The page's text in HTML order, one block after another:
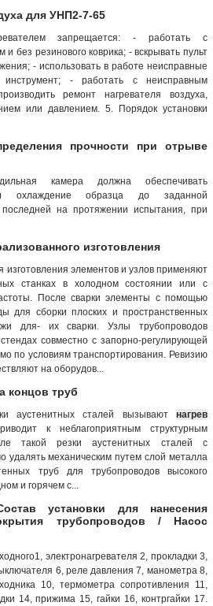
для УНП2-7-65
запрещается: - работать с
без резинового коврика; - вскрывать пульт
- использовать в работе неисправные
- работать с неисправным
ремонт нагревателя воздуха,
или давлением. 5. Порядок установки
прочности при отрыве
камера должна обеспечивать
охлаждение образца до заданной
на протяжении испытания, при
изготовления
изготовления элементов и узлов применяют
станках в холодном состоянии или с
После сварки элементы с помощью
для сборки плоских и пространственных
для- их сварки. Узлы трубопроводов
совместно с запорно-регулирующей
по условиям транспортирования. Ревизию
на оборудов...
концов труб
аустенитных сталей вызывают нагрев
к неблагоприятным структурным
такой резки аустенитных сталей с
удалять механическим путем слой металла
труб для трубопроводов высокого
и горячем с...
установки для нанесения
трубопроводов / Насос
электронагревателя 2, прокладки 3,
6, реле давления 7, манометра 8,
10, термометра сопротивления 11,
14, прижима 15, гайки 16, контргайки 17.